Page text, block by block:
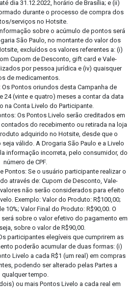
dia 31.12.2022, horário de Brasília; e (ii)
durante o processo de compra dos
serviços no Hotsite.
sobre o acúmulo de pontos será
São Paulo, no montante do valor dos
excluídos os valores referentes a: (i)
Cupom de Desconto, gift card e Vale-
por pessoa jurídica e (iv) quaisquer
de medicamentos.
Pontos oriundos desta Campanha de
24 (vinte e quatro) meses a contar da data
na Conta Livelo do Participante.
Os Pontos Livelo serão creditados em
do recebimento ou retirada na loja
adquirido no Hotsite, desde que o
válido. A Drogaria São Paulo e a Livelo
informação incorreta, pelo consumidor, do
número de CPF.
Pontos: Se o usuário participante realizar o
através de: Cupom de Desconto, Vale-
não serão considerados para efeito
Exemplo: Valor do Produto: R$100,00;
10%; Valor Final do Produto: R$90,00. O
sobre o valor efetivo do pagamento em
sobre o valor de R$90,00.
participantes elegíveis que cumprirem as
poderão acumular de duas formas: (i)
Livelo a cada R$1 (um real) em compras
podendo ser alterado pelas Partes a
qualquer tempo.
ou mais Pontos Livelo a cada real em